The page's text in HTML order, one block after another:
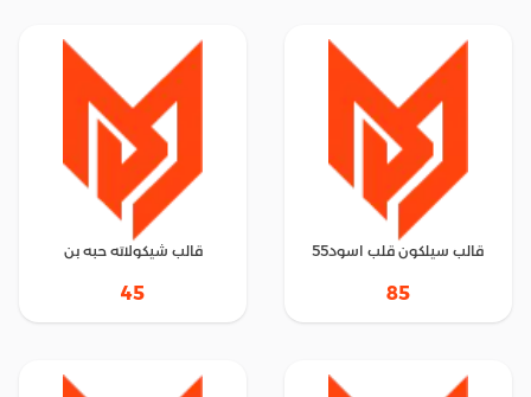
قالب سيلكون قلب اسود55
85
قالب شيكولاته حبه بن
45